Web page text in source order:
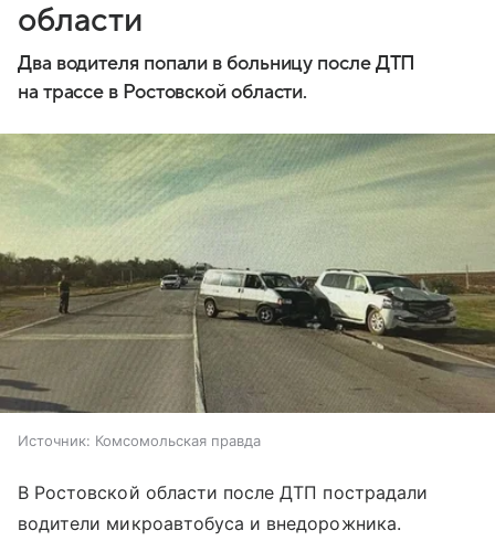
области
Два водителя попали в больницу после ДТП
на трассе в Ростовской области.
Источник: Комсомольская правда
В Ростовской области после ДТП пострадали
водители микроавтобуса и внедорожника.